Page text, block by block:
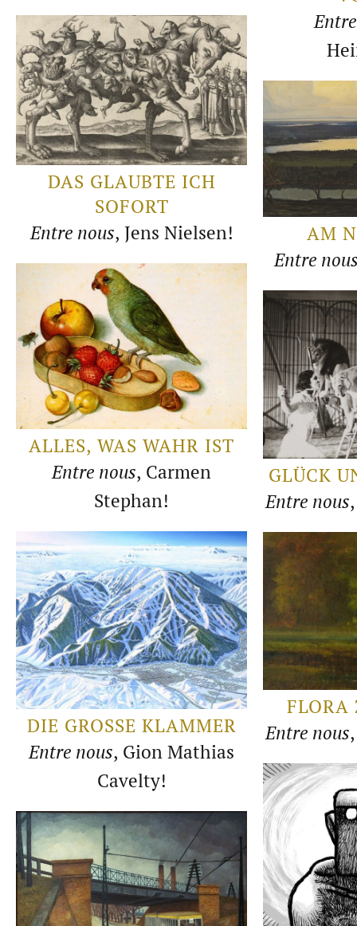
DAS GLAUBTE ICH
SOFORT
Entre nous, Jens Nielsen!
AM
Entre
ALLES, WAS WAHR IST
Entre nous, Carmen
Stephan!
GLÜCK
Entre nous
DIE GROSSE KLAMMER
Entre nous, Gion Mathias
Cavelty!
FLORA
Entre nous